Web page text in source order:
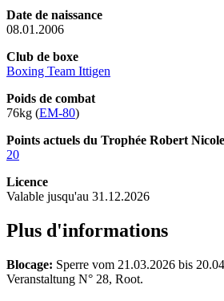
Date de naissance
08.01.2006
Club de boxe
Boxing Team Ittigen
Poids de combat
76kg (EM-80)
Points actuels du Trophée Robert
20
Licence
Valable jusqu'au 31.12.2026
Plus d'informations
Blocage: Sperre vom 21.03.2026 bis
Veranstaltung N° 28, Root.